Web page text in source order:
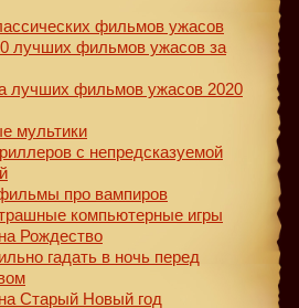
фильмов ужасов
лучших фильмов ужасов за
лучших фильмов ужасов 2020
мультики
с непредсказуемой
про вампиров
компьютерные игры
Рождество
гадать в ночь перед
Старый Новый год